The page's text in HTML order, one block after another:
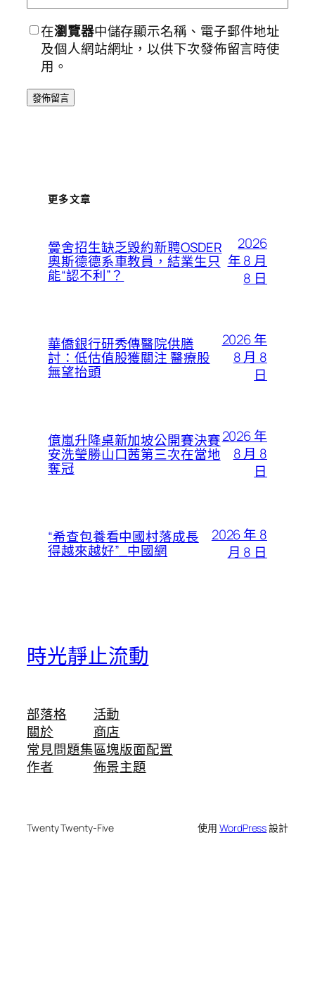
在瀏覽器中儲存顯示名稱、電子郵件地址
及個人網站網址，以供下次發佈留言時使
用。
更多文章
黌舍招生缺乏毀約新聘OSDER
奧斯德德系車教員，結業生只
能“認不利”？
2026
年 8 月
8 日
華僑銀行研秀傳醫院供膳
討：低估值股獲關注 醫療股
無望抬頭
2026 年
8 月 8
日
億嵐升降桌新加坡公開賽決賽
安洗瑩勝山口茜第三次在當地
奪冠
2026 年
8 月 8
日
“希查包養看中國村落成長
得越來越好”_中國網
2026 年 8
月 8 日
時光靜止流動
部落格
關於
常見問題集
作者
活動
商店
區塊版面配置
佈景主題
Twenty Twenty-Five 使用WordPress設計